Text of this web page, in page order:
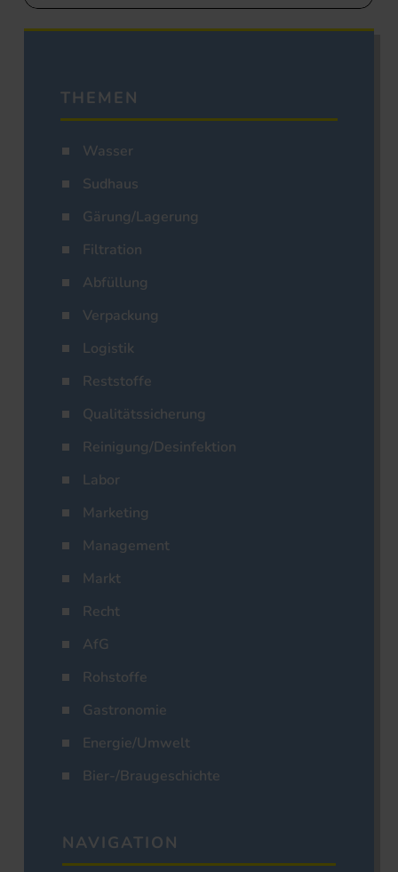
THEMEN
Wasser
Sudhaus
Gärung/Lagerung
Filtration
Abfüllung
Verpackung
Logistik
Reststoffe
Qualitätssicherung
Reinigung/Desinfektion
Labor
Marketing
Management
Markt
Recht
AfG
Rohstoffe
Gastronomie
Energie/Umwelt
Bier-/Braugeschichte
NAVIGATION